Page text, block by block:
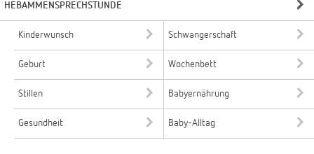
HEBAMMENSPRECHSTUNDE
Kinderwunsch Schwangerschaft
Geburt Wochenbett
Stillen Babyernährung
Gesundheit Baby-Alltag